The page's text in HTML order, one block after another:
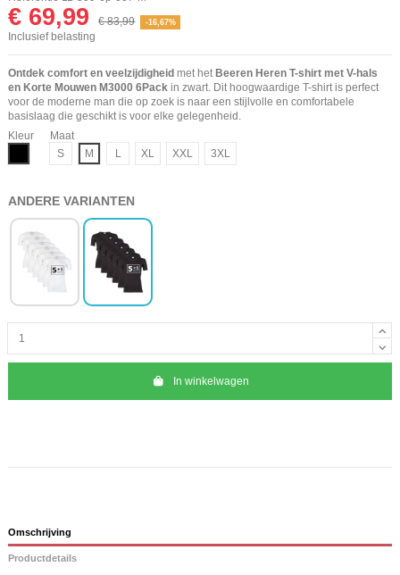
€ 69,99 € 83,99 -16,67%
Inclusief belasting
Ontdek comfort en veelzijdigheid met het Beeren Heren T-shirt met V-hals
en Korte Mouwen M3000 6Pack in zwart. Dit hoogwaardige T-shirt is perfect
voor de moderne man die op zoek is naar een stijlvolle en comfortabele
basislaag die geschikt is voor elke gelegenheid.
Kleur
Maat
S
M L XL XXL 3XL
ANDERE VARIANTEN
In winkelwagen
Omschrijving
Productdetails